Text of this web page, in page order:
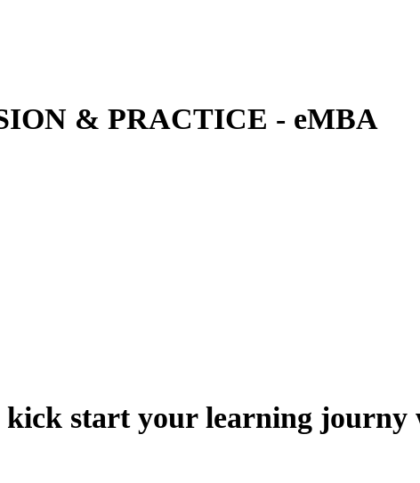
& PRACTICE - eMBA
kick start your learning